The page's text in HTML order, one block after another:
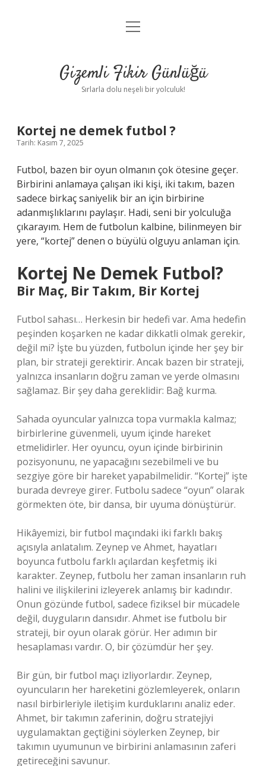
Anasayfa
Yasal Uyarı
menüyü
Gizemli Fikir Günlüğü
Sırlarla dolu neşeli bir yolculuk!
Kortej ne demek futbol ?
Tarih: Kasım 7, 2025
Futbol, bazen bir oyun olmanın çok ötesine geçer.
Birbirini anlamaya çalışan iki kişi, iki takım, bazen
sadece birkaç saniyelik bir an için birbirine
adanmışlıklarını paylaşır. Hadi, seni bir yolculuğa
çıkarayım. Hem de futbolun kalbine, bilinmeyen bir
yere, “kortej” denen o büyülü olguyu anlaman için.
Kortej Ne Demek Futbol?
Bir Maç, Bir Takım, Bir Kortej
Futbol sahası… Herkesin bir hedefi var. Ama hedefin
peşinden koşarken ne kadar dikkatli olmak gerekir,
değil mi? İşte bu yüzden, futbolun içinde her şey bir
plan, bir strateji gerektirir. Ancak bazen bir strateji,
yalnızca insanların doğru zaman ve yerde olmasını
sağlamaz. Bir şey daha gereklidir: Bağ kurma.
Sahada oyuncular yalnızca topa vurmakla kalmaz;
birbirlerine güvenmeli, uyum içinde hareket
etmelidirler. Her oyuncu, oyun içinde birbirinin
pozisyonunu, ne yapacağını sezebilmeli ve bu
sezgiye göre bir hareket yapabilmelidir. “Kortej” işte
burada devreye girer. Futbolu sadece “oyun” olarak
görmekten öte, bir dansa, bir uyuma dönüştürür.
Hikâyemizi, bir futbol maçındaki iki farklı bakış
açısıyla anlatalım. Zeynep ve Ahmet, hayatları
boyunca futbolu farklı açılardan keşfetmiş iki
karakter. Zeynep, futbolu her zaman insanların ruh
halini ve ilişkilerini izleyerek anlamış bir kadındır.
Onun gözünde futbol, sadece fiziksel bir mücadele
değil, duyguların dansıdır. Ahmet ise futbolu bir
strateji, bir oyun olarak görür. Her adımın bir
hesaplaması vardır. O, bir çözümdür her şey.
Bir gün, bir futbol maçı izliyorlardır. Zeynep,
oyuncuların her hareketini gözlemleyerek, onların
nasıl birbirleriyle iletişim kurduklarını analiz eder.
Ahmet, bir takımın zaferinin, doğru stratejiyi
uygulamaktan geçtiğini söylerken Zeynep, bir
takımın uyumunun ve birbirini anlamasının zaferi
getireceğini savunur.